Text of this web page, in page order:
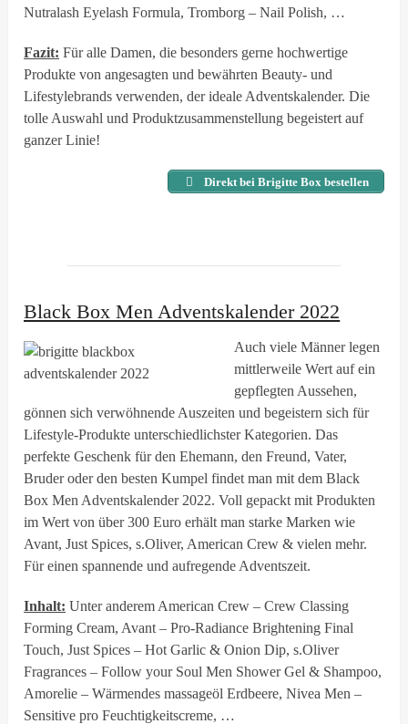
Nutralash Eyelash Formula, Tromborg – Nail Polish, …
Fazit: Für alle Damen, die besonders gerne hochwertige
Produkte von angesagten und bewährten Beauty- und
Lifestylebrands verwenden, der ideale Adventskalender. Die
tolle Auswahl und Produktzusammenstellung begeistert auf
ganzer Linie!
Direkt bei Brigitte Box bestellen
Black Box Men Adventskalender 2022
Auch viele Männer legen
mittlerweile Wert auf ein
gepflegten Aussehen,
gönnen sich verwöhnende Auszeiten und begeistern sich für
Lifestyle-Produkte unterschiedlichster Kategorien. Das
perfekte Geschenk für den Ehemann, den Freund, Vater,
Bruder oder den besten Kumpel findet man mit dem Black
Box Men Adventskalender 2022. Voll gepackt mit Produkten
im Wert von über 300 Euro erhält man starke Marken wie
Avant, Just Spices, s.Oliver, American Crew & vielen mehr.
Für einen spannende und aufregende Adventszeit.
Inhalt: Unter anderem American Crew – Crew Classing
Forming Cream, Avant – Pro-Radiance Brightening Final
Touch, Just Spices – Hot Garlic & Onion Dip, s.Oliver
Fragrances – Follow your Soul Men Shower Gel & Shampoo,
Amorelie – Wärmendes massageöl Erdbeere, Nivea Men –
Sensitive pro Feuchtigkeitscreme, …